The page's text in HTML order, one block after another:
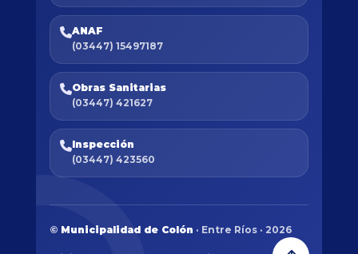
ANAF
(03447) 15497187
Obras Sanitarias
(03447) 421627
Inspección
(03447) 423560
© Municipalidad de Colón · Entre Ríos · 2026